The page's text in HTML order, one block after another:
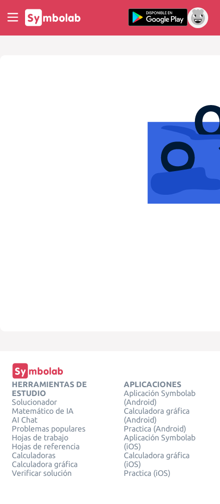
HERRAMIENTAS DE
ESTUDIO
Solucionador
Matemático de IA
AI Chat
Problemas populares
Hojas de trabajo
Hojas de referencia
Calculadoras
Calculadora gráfica
Verificar solución
APLICACIONES
Aplicación Symbolab
(Android)
Calculadora gráfica
(Android)
Practica (Android)
Aplicación Symbolab
(iOS)
Calculadora gráfica
(iOS)
Practica (iOS)